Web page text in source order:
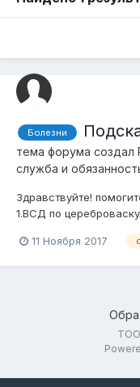
Болезни
тема форума создал
служба и
Здравствуйте!
1.ВСД по
исследование
11 Ноября 2017
ТОО